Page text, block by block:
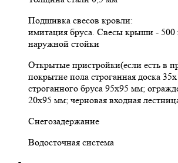
Подшивка свесов кровли:
имитация бруса. Свесы крыши - 500
наружной стойки
Открытые пристройки(если есть в
покрытие пола строганная доска
строганного бруса 95х95 мм;
20х95 мм; черновая входная
Снегозадержание
Водосточная система